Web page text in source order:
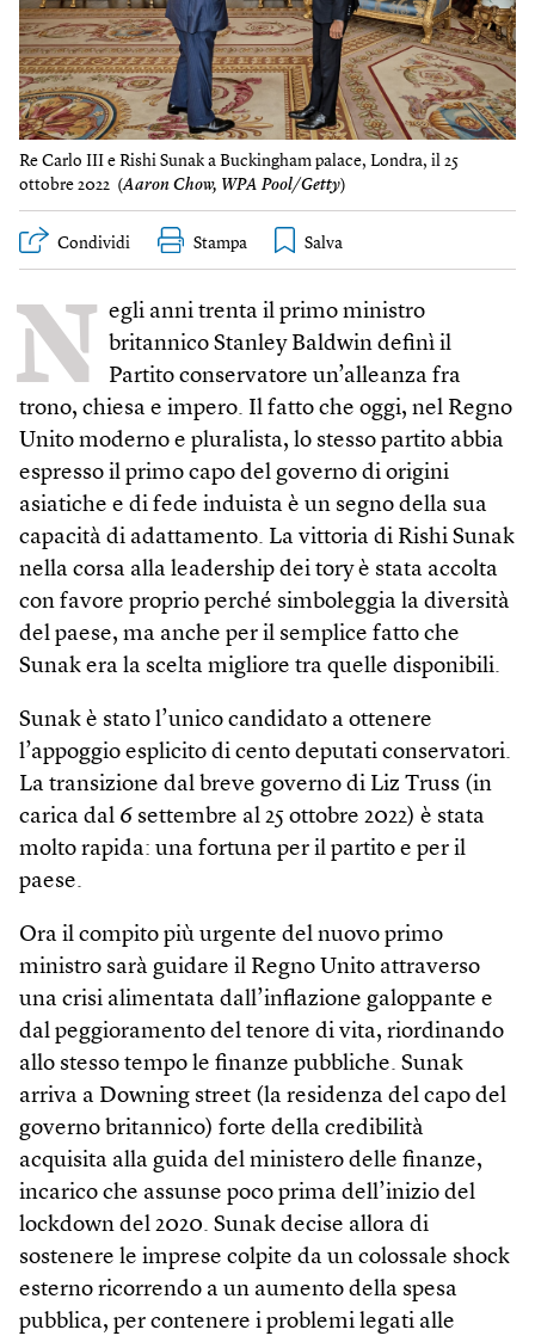
Re Carlo III e Rishi Sunak a Buckingham palace, Londra, il 25
ottobre 2022 (Aaron Chow, WPA Pool/Getty)
Condividi Stampa
N egli anni trenta il primo ministro
britannico Stanley Bald­win definì il
Partito conservatore un’alleanza fra
trono, chiesa e impero. Il fatto che oggi, nel Regno
Unito moderno e pluralista, lo stesso partito abbia
espresso il primo capo del governo di origini
asiatiche e di fede induista è un segno della sua
capacità di adattamento. La vittoria di Rishi Sunak
nella corsa alla leadership dei tory è stata accolta
con favore proprio perché simboleggia la diversità
del paese, ma anche per il semplice fatto che
Sunak era la scelta migliore tra quelle disponibili.
Sunak è stato l’unico candidato a ottenere
l’appoggio esplicito di cento deputati conservatori.
La transizione dal breve governo di Liz Truss (in
carica dal 6 settembre al 25 ottobre 2022) è stata
molto rapida: una fortuna per il partito e per il
paese.
Ora il compito più urgente del nuovo primo
ministro sarà guidare il Regno Unito attraverso
una crisi alimentata dall’inflazione galoppante e
dal peggioramento del tenore di vita, riordinando
allo stesso tempo le finanze pubbliche. Sunak
arriva a Downing street (la residenza del capo del
governo britannico) forte della credibilità
acquisita alla guida del ministero delle finanze,
incarico che assunse poco prima dell’inizio del
lockdown del 2020. Sunak decise allora di
sostenere le imprese colpite da un colossale shock
esterno ricorrendo a un aumento della spesa
pubblica, per contenere i problemi legati alle